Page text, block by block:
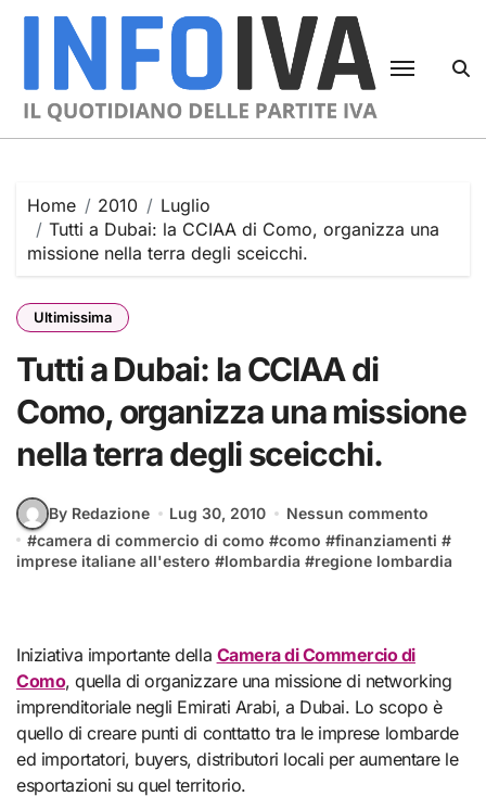
Skip
Home 2010
Luglio
Tutti a Dubai: la CCIAA di Como, organizza una
missione nella terra degli sceicchi.
Ultimissima
Tutti a Dubai: la CCIAA di
Como, organizza una missione
nella terra degli sceicchi.
By Redazione Lug 30, 2010
Nessun commento
#camera di commercio di como #como #finanziamenti #
imprese italiane all'estero #lombardia #regione lombardia
Iniziativa importante della Camera di Commercio di
Como, quella di organizzare una missione di networking
imprenditoriale negli Emirati Arabi, a Dubai. Lo scopo è
quello di creare punti di conttatto tra le imprese lombarde
ed importatori, buyers, distributori locali per aumentare le
esportazioni su quel territorio.